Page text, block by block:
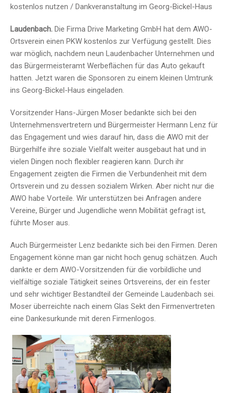
kostenlos nutzen / Dankveranstaltung im Georg-Bickel-Haus
Laudenbach. Die Firma Drive Marketing GmbH hat dem AWO-
Ortsverein einen PKW kostenlos zur Verfügung gestellt. Dies
war möglich, nachdem neun Laudenbacher Unternehmen und
das Bürgermeisteramt Werbeflächen für das Auto gekauft
hatten. Jetzt waren die Sponsoren zu einem kleinen Umtrunk
ins Georg-Bickel-Haus eingeladen.
Vorsitzender Hans-Jürgen Moser bedankte sich bei den
Unternehmensvertretern und Bürgermeister Hermann Lenz für
das Engagement und wies darauf hin, dass die AWO mit der
Bürgerhilfe ihre soziale Vielfalt weiter ausgebaut hat und in
vielen Dingen noch flexibler reagieren kann. Durch ihr
Engagement zeigten die Firmen die Verbundenheit mit dem
Ortsverein und zu dessen sozialem Wirken. Aber nicht nur die
AWO habe Vorteile. Wir unterstützen bei Anfragen andere
Vereine, Bürger und Jugendliche wenn Mobilität gefragt ist,
führte Moser aus.
Auch Bürgermeister Lenz bedankte sich bei den Firmen. Deren
Engagement könne man gar nicht hoch genug schätzen. Auch
dankte er dem AWO-Vorsitzenden für die vorbildliche und
vielfältige soziale Tätigkeit seines Ortsvereins, der ein fester
und sehr wichtiger Bestandteil der Gemeinde Laudenbach sei.
Moser überreichte nach einem Glas Sekt den Firmenvertreten
eine Dankesurkunde mit deren Firmenlogos.